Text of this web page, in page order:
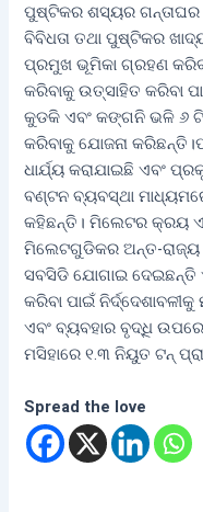
ପୁଷ୍ଟିକର ଶସ୍ୟର
ବିବିଧତା ତଥା ପୁଷ୍ଟିକର
ପ୍ରମୁଖ ଭୂମିକା ଗ୍ରହଣ
କରିବାକୁ ଉତ୍ସାହିତ କରିବା
କୁଡକି ଏବଂ କଙ୍ଗନି ଭଳି ୬
କରିବାକୁ ଯୋଜନା
ଧାର୍ଯ୍ୟ କରାଯାଇଛି ଏବଂ
ବଣ୍ଟନ ବ୍ୟବସ୍ଥା
କହିଛନ୍ତି। ମିଲେଟର କ୍ରୟ
ମିଲେଟଗୁଡିକର ଅନ୍ତ-
ସବସିଡି ଯୋଗାଇ
କରିବା ପାଇଁ
ଏବଂ ବ୍ୟବହାର ବୃଦ୍ଧି
ମସିହାରେ ୧.୩ ନିୟୁତ ଟନ୍
Spread the love